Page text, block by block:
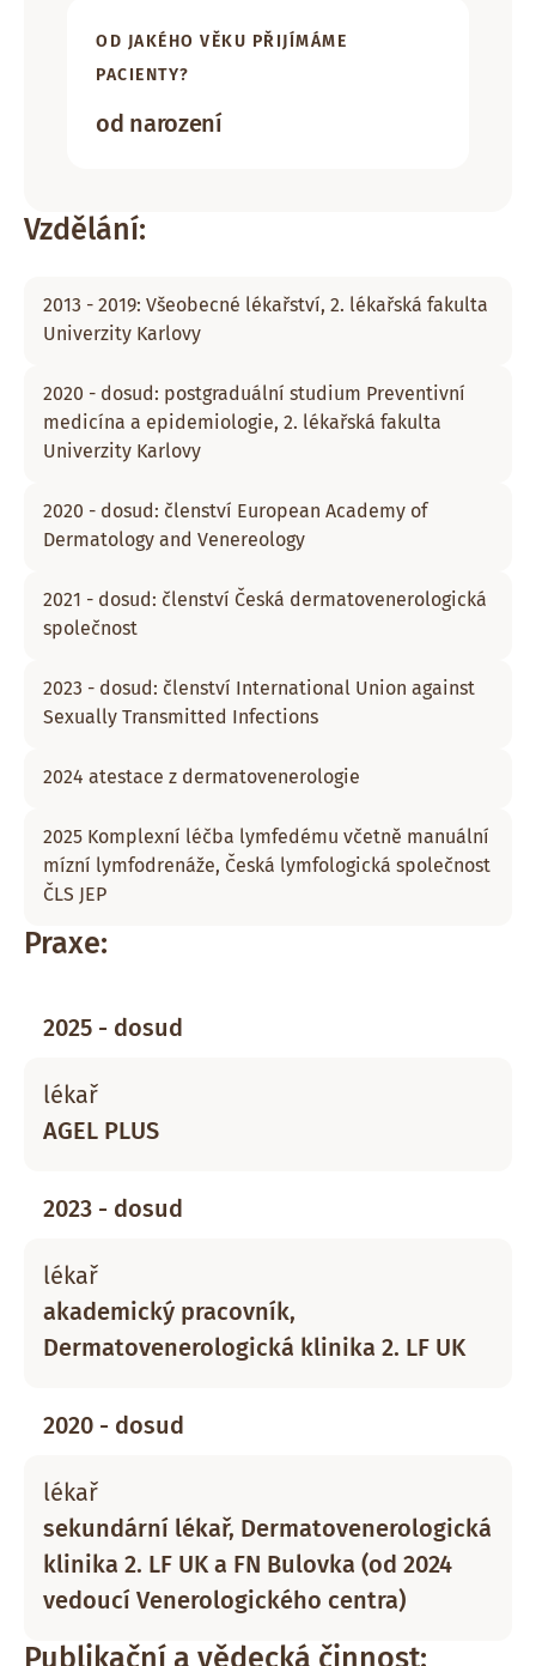
OD JAKÉHO VĚKU PŘIJÍMÁME
PACIENTY?
od narození
Vzdělání:
2013 - 2019: Všeobecné lékařství, 2. lékařská fakulta
Univerzity Karlovy
2020 - dosud: postgraduální studium Preventivní
medicína a epidemiologie, 2. lékařská fakulta
Univerzity Karlovy
2020 - dosud: členství European Academy of
Dermatology and Venereology
2021 - dosud: členství Česká dermatovenerologická
společnost
2023 - dosud: členství International Union against
Sexually Transmitted Infections
2024 atestace z dermatovenerologie
2025 Komplexní léčba lymfedému včetně manuální
mízní lymfodrenáže, Česká lymfologická společnost
ČLS JEP
Praxe:
2025 - dosud
lékař
AGEL PLUS
2023 - dosud
lékař
akademický pracovník,
Dermatovenerologická klinika 2. LF UK
2020 - dosud
lékař
sekundární lékař, Dermatovenerologická
klinika 2. LF UK a FN Bulovka (od 2024
vedoucí Venerologického centra)
Publikační a vědecká činnost: